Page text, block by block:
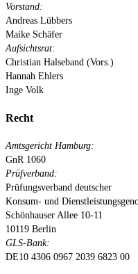
Vorstand:
Andreas Lübbers
Maike Schäfer
Aufsichtsrat:
Christian Halseband (Vors.)
Hannah Ehlers
Inge Volk
Recht
Amtsgericht Hamburg:
GnR 1060
Prüfverband:
Prüfungsverband deutscher
Konsum- und
Schönhauser Allee 10-11
10119 Berlin
GLS-Bank:
DE10 4306 0967 2039 6823 00